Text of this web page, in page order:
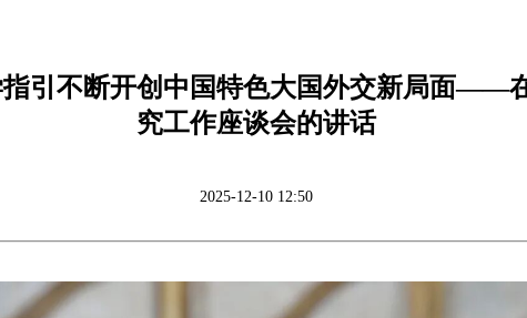
引不断开创中国特色大国外交新局面——
究工作座谈会的讲话
2025-12-10 12:50